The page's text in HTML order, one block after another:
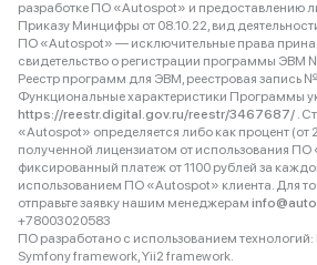
разработке ПО «Autospot» и предоставлению
Приказу Минцифры от 08.10.22, вид
ПО «Autospot» — исключительные права
свидетельство о регистрации программы ЭВМ
Реестр программ для ЭВМ, реестровая запись №
Функциональные характеристики Программы
https://reestr.digital.gov.ru/reestr/3467687/ .
«Autospot» определяется либо как процент (от
полученной лицензиатом от использования
фиксированный платеж от 1100 рублей за
использованием ПО «Autospot» клиента. Для
отправьте заявку нашим менеджерам
+78003020583
ПО разработано с использованием технологий:
Symfony framework, Yii2 framework.